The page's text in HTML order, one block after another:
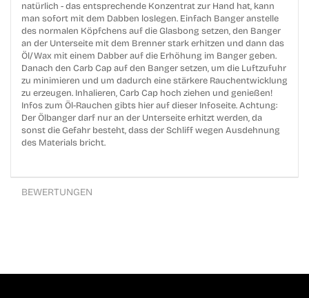
natürlich - das entsprechende Konzentrat zur Hand hat, kann
man sofort mit dem Dabben loslegen. Einfach Banger anstelle
des normalen Köpfchens auf die Glasbong setzen, den Banger
an der Unterseite mit dem Brenner stark erhitzen und dann das
Öl/Wax mit einem Dabber auf die Erhöhung im Banger geben.
Danach den Carb Cap auf den Banger setzen, um die Luftzufuhr
zu minimieren und um dadurch eine stärkere Rauchentwicklung
zu erzeugen. Inhalieren, Carb Cap hoch ziehen und genießen!
Infos zum Öl-Rauchen gibts hier auf dieser Infoseite. Achtung:
Der Ölbanger darf nur an der Unterseite erhitzt werden, da
sonst die Gefahr besteht, dass der Schliff wegen Ausdehnung
des Materials bricht.
BEWERTUNGEN